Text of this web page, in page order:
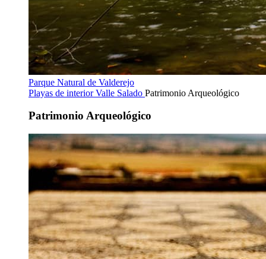
Parque Natural de Valderejo
Playas de interiorValle Salado Patrimonio Arqueológico
Patrimonio Arqueológico